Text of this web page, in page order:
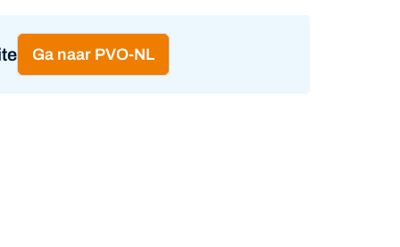
Ga naar PVO-NL